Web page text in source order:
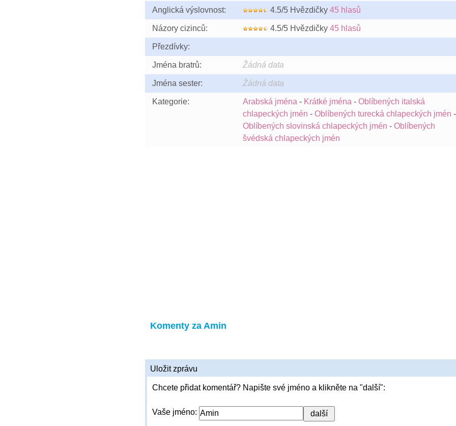
Anglická výslovnost: 4.5/5 Hvězdičky 45 hlasů
Názory cizinců: 4.5/5 Hvězdičky 45 hlasů
Přezdívky:
Jména bratrů: Žádná data
Jména sester: Žádná data
Kategorie: Arabská jména - Krátké jména - Oblíbených italská
chlapeckých jmén - Oblíbených turecká chlapeckých jmén -
Oblíbených slovinská chlapeckých jmén - Oblíbených
švédská chlapeckých jmén
Komenty za Amin
Uložit zprávu
Chcete přidat komentář? Napište své jméno a klikněte na "další":
Vaše jméno: